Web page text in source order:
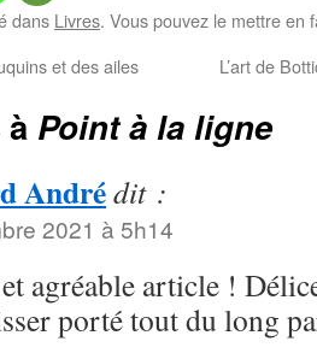
dans Livres. Vous pouvez le mettre en
et des ailes L’art de
Point à la ligne
Andrédit :
2021 à 5h14
agréable article !
porté tout du long